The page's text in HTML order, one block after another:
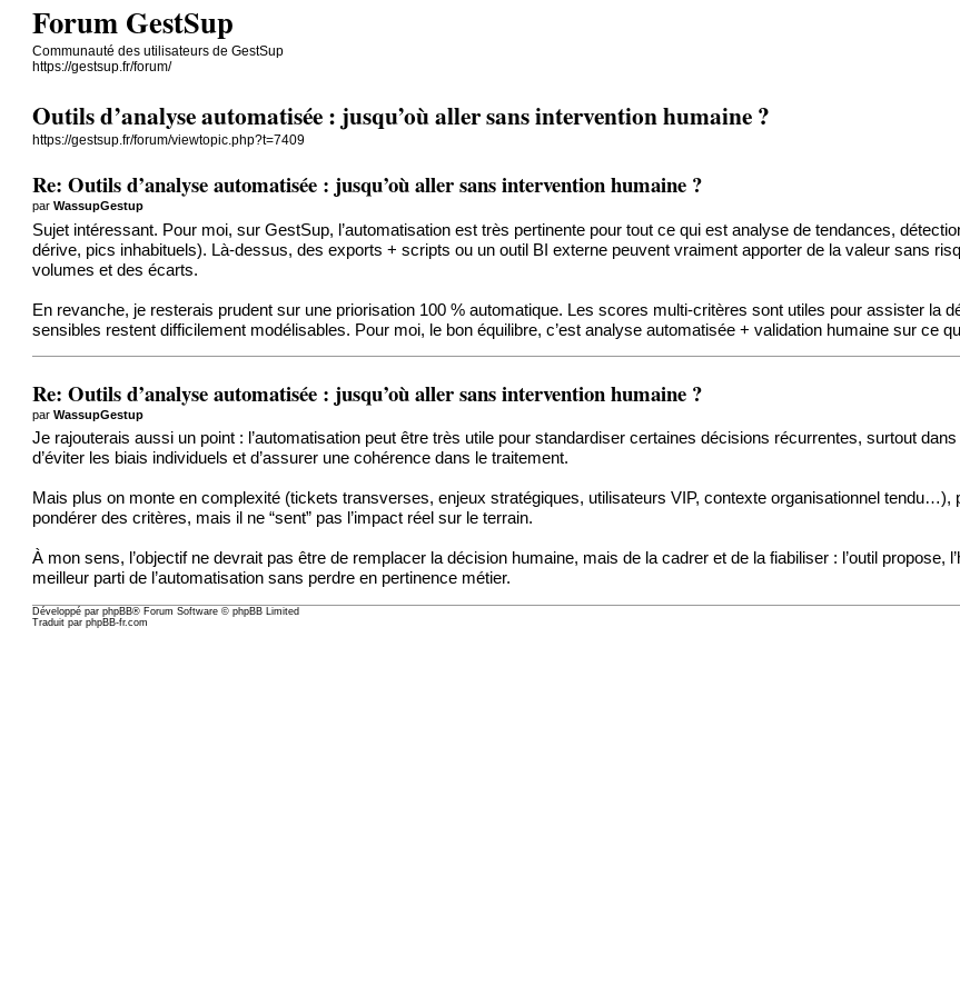
Forum GestSup
Communauté des utilisateurs de GestSup
https://gestsup.fr/forum/
Outils d’analyse automatisée : jusqu’où aller sans intervention humaine ?
https://gestsup.fr/forum/viewtopic.php?t=7409
Re: Outils d’analyse automatisée : jusqu’où aller sans intervention humaine ?
parWassupGestup
Sujet intéressant. Pour moi, sur GestSup, l’automatisation est très pertinente pour tout ce qui est analyse de tendances,
dérive, pics inhabituels). Là-dessus, des exports + scripts ou un outil BI externe peuvent vraiment apporter de la valeur sans
volumes et des écarts.
En revanche, je resterais prudent sur une priorisation 100 % automatique. Les scores multi-critères sont utiles pour assister la
sensibles restent difficilement modélisables. Pour moi, le bon équilibre, c’est analyse automatisée + validation humaine sur ce
Re: Outils d’analyse automatisée : jusqu’où aller sans intervention humaine ?
parWassupGestup
Je rajouterais aussi un point : l’automatisation peut être très utile pour standardiser certaines décisions récurrentes, surtout
d’éviter les biais individuels et d’assurer une cohérence dans le traitement.
Mais plus on monte en complexité (tickets transverses, enjeux stratégiques, utilisateurs VIP, contexte organisationnel
pondérer des critères, mais il ne “sent” pas l’impact réel sur le terrain.
À mon sens, l’objectif ne devrait pas être de remplacer la décision humaine, mais de la cadrer et de la fiabiliser : l’outil propose,
meilleur parti de l’automatisation sans perdre en pertinence métier.
Développé parphpBB® Forum Software © phpBB Limited
Traduit parphpBB-fr.com